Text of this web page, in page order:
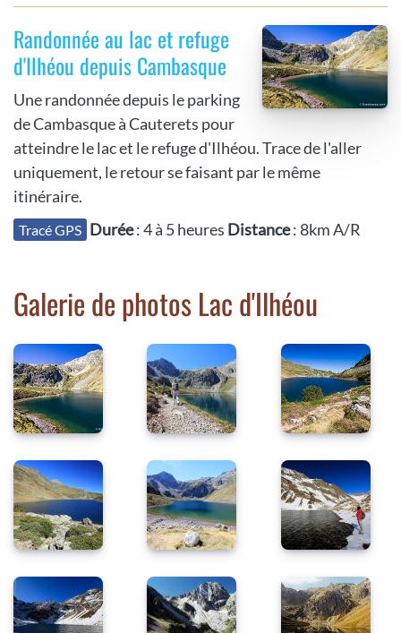
Randonnée au lac et refuge
d'Ilhéou depuis Cambasque
Une randonnée depuis le parking
de Cambasque à Cauterets pour
atteindre le lac et le refuge d'Ilhéou. Trace de l'aller
uniquement, le retour se faisant par le même
itinéraire.
Tracé GPS Durée: 4 à 5 heures Distance: 8km A/R
Galerie de photos Lac d'Ilhéou